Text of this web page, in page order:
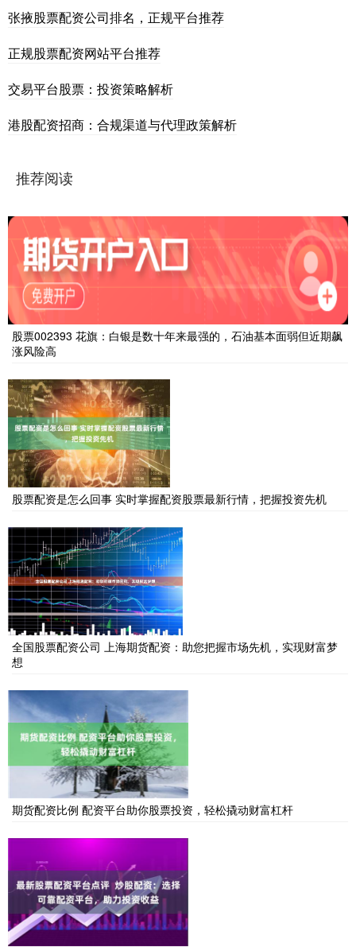
张掖股票配资公司排名，正规平台推荐
正规股票配资网站平台推荐
交易平台股票：投资策略解析
港股配资招商：合规渠道与代理政策解析
推荐阅读
股票002393 花旗：白银是数十年来最强的，石油基本面弱但近期飙
涨风险高
股票配资是怎么回事 实时掌握配资股票最新行情，把握投资先机
全国股票配资公司 上海期货配资：助您把握市场先机，实现财富梦
想
期货配资比例 配资平台助你股票投资，轻松撬动财富杠杆